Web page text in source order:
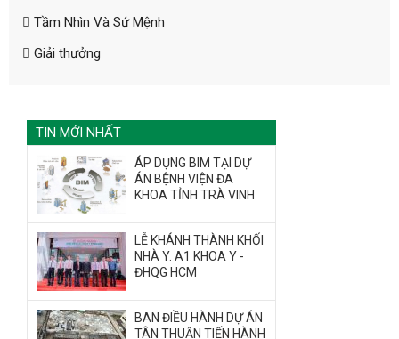
Tầm Nhìn Và Sứ Mệnh
Giải thưởng
TIN MỚI NHẤT
ÁP DỤNG BIM TẠI DỰ
ÁN BỆNH VIỆN ĐA
KHOA TỈNH TRÀ VINH
LỄ KHÁNH THÀNH KHỐI
NHÀ Y. A1 KHOA Y -
ĐHQG HCM
BAN ĐIỀU HÀNH DỰ ÁN
TÂN THUẬN TIẾN HÀNH
HOÀN THÀNH
Đăng ký tư vấn trực tiếp 24/7:
73858